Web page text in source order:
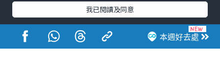
本週好去處
熱門標籤
#UGO搵好去處 #人氣活動推介 #美食社群熱話
#親子玩樂好去處
#ULifestyle應用程式
#限時搶
#UJetso禮物放送
#ULifestyle商戶中心 #著數 #網絡熱話
我已閱讀及同意